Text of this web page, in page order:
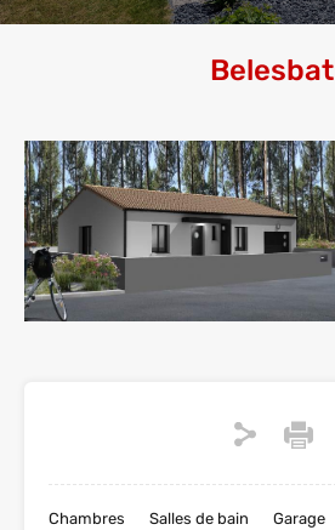
Belesbat
Chambres Salles de bain Garage